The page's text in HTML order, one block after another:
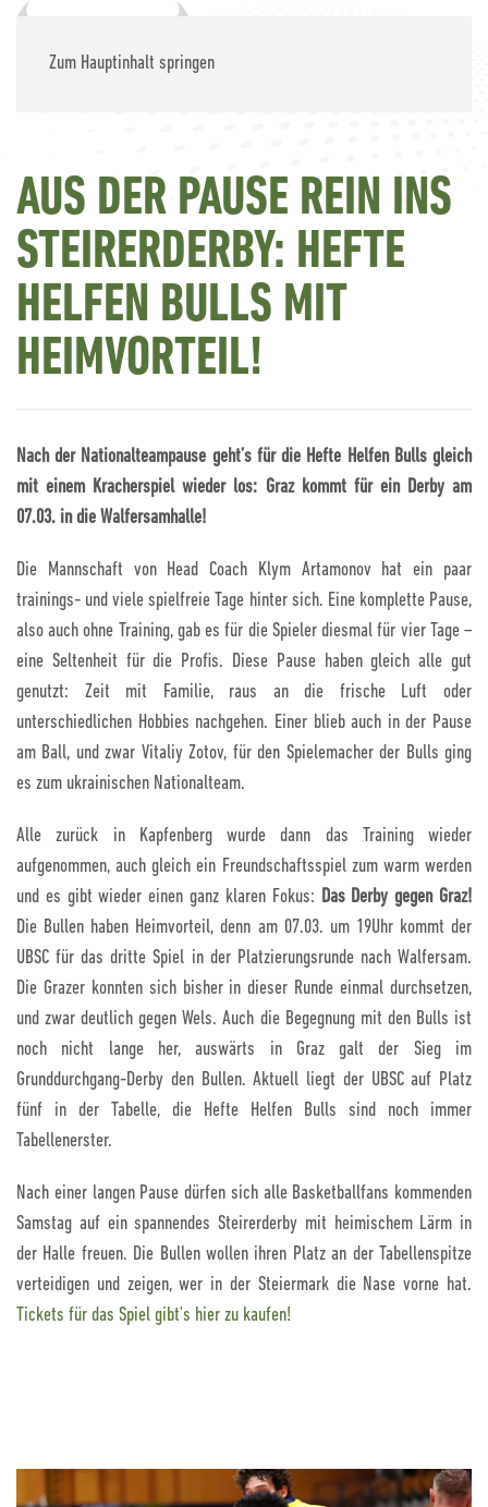
Zum Hauptinhalt springen
AUS DER PAUSE REIN INS
STEIRERDERBY: HEFTE
HELFEN BULLS MIT
HEIMVORTEIL!
Nach der Nationalteampause geht’s für die Hefte Helfen Bulls gleich
mit einem Kracherspiel wieder los: Graz kommt für ein Derby am
07.03. in die Walfersamhalle!
Die Mannschaft von Head Coach Klym Artamonov hat ein paar
trainings- und viele spielfreie Tage hinter sich. Eine komplette Pause,
also auch ohne Training, gab es für die Spieler diesmal für vier Tage –
eine Seltenheit für die Profis. Diese Pause haben gleich alle gut
genutzt: Zeit mit Familie, raus an die frische Luft oder
unterschiedlichen Hobbies nachgehen. Einer blieb auch in der Pause
am Ball, und zwar Vitaliy Zotov, für den Spielemacher der Bulls ging
es zum ukrainischen Nationalteam.
Alle zurück in Kapfenberg wurde dann das Training wieder
aufgenommen, auch gleich ein Freundschaftsspiel zum warm werden
und es gibt wieder einen ganz klaren Fokus: Das Derby gegen Graz!
Die Bullen haben Heimvorteil, denn am 07.03. um 19Uhr kommt der
UBSC für das dritte Spiel in der Platzierungsrunde nach Walfersam.
Die Grazer konnten sich bisher in dieser Runde einmal durchsetzen,
und zwar deutlich gegen Wels. Auch die Begegnung mit den Bulls ist
noch nicht lange her, auswärts in Graz galt der Sieg im
Grunddurchgang-Derby den Bullen. Aktuell liegt der UBSC auf Platz
fünf in der Tabelle, die Hefte Helfen Bulls sind noch immer
Tabellenerster.
Nach einer langen Pause dürfen sich alle Basketballfans kommenden
Samstag auf ein spannendes Steirerderby mit heimischem Lärm in
der Halle freuen. Die Bullen wollen ihren Platz an der Tabellenspitze
verteidigen und zeigen, wer in der Steiermark die Nase vorne hat.
Tickets für das Spiel gibt's hier zu kaufen!